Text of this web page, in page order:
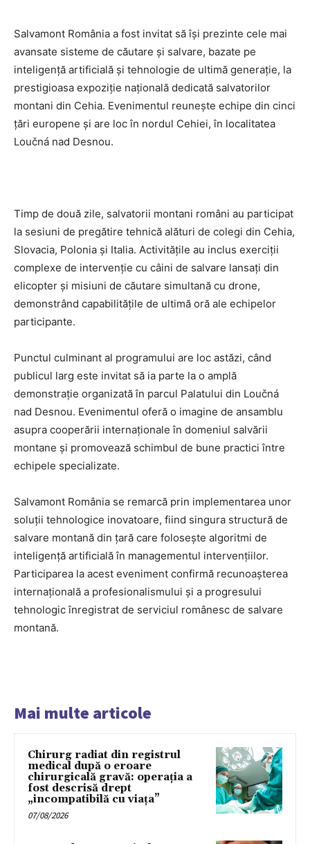
Salvamont România a fost invitat să își prezinte cele mai
avansate sisteme de căutare și salvare, bazate pe
inteligență artificială și tehnologie de ultimă generație, la
prestigioasa expoziție națională dedicată salvatorilor
montani din Cehia. Evenimentul reunește echipe din cinci
țări europene și are loc în nordul Cehiei, în localitatea
Loučná nad Desnou.
Timp de două zile, salvatorii montani români au participat
la sesiuni de pregătire tehnică alături de colegi din Cehia,
Slovacia, Polonia și Italia. Activitățile au inclus exerciții
complexe de intervenție cu câini de salvare lansați din
elicopter și misiuni de căutare simultană cu drone,
demonstrând capabilitățile de ultimă oră ale echipelor
participante.
Punctul culminant al programului are loc astăzi, când
publicul larg este invitat să ia parte la o amplă
demonstrație organizată în parcul Palatului din Loučná
nad Desnou. Evenimentul oferă o imagine de ansamblu
asupra cooperării internaționale în domeniul salvării
montane și promovează schimbul de bune practici între
echipele specializate.
Salvamont România se remarcă prin implementarea unor
soluții tehnologice inovatoare, fiind singura structură de
salvare montană din țară care folosește algoritmi de
inteligență artificială în managementul intervențiilor.
Participarea la acest eveniment confirmă recunoașterea
internațională a profesionalismului și a progresului
tehnologic înregistrat de serviciul românesc de salvare
montană.
Mai multe articole
Chirurg radiat din registrul
medical după o eroare
chirurgicală gravă: operația a
fost descrisă drept
„incompatibilă cu viața”
07/08/2026